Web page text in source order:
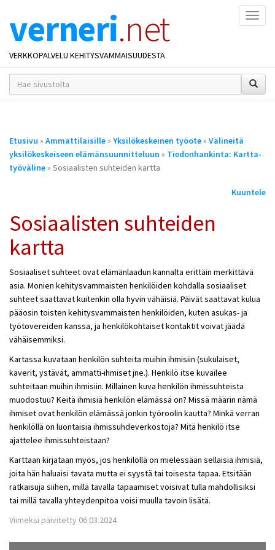
verneri.net
VERKKOPALVELU KEHITYSVAMMAISUUDESTA
hakusana(t)
*
Olet
täällä
Etusivu » Ammattilaisille» Yksilökeskeinen työote» Välineitä
yksilökeskeiseen elämänsuunnitteluun » Tiedonhankinta: Kartta-
työväline» Sosiaalisten suhteiden kartta
Kuuntele
Sosiaalisten suhteiden
kartta
Sosiaaliset suhteet ovat elämänlaadun kannalta erittäin merkittävä
asia. Monien kehitysvammaisten henkilöiden kohdalla sosiaaliset
suhteet saattavat kuitenkin olla hyvin vähäisiä. Päivät saattavat kulua
pääosin toisten kehitysvammaisten henkilöiden, kuten asukas- ja
työtovereiden kanssa, ja henkilökohtaiset kontaktit voivat jäädä
vähäisemmiksi.
Kartassa kuvataan henkilön suhteita muihin ihmisiin (sukulaiset,
kaverit, ystävät, ammatti-ihmiset jne.). Henkilö itse kuvailee
suhteitaan muihin ihmisiin. Millainen kuva henkilön ihmissuhteista
muodostuu? Keitä ihmisiä henkilön elämässä on? Missä määrin nämä
ihmiset ovat henkilön elämässä jonkin työroolin kautta? Minkä verran
henkilöllä on luontaisia ihmissuhdeverkostoja? Mitä henkilö itse
ajattelee ihmissuhteistaan?
Karttaan kirjataan myös, jos henkilöllä on mielessään sellaisia ihmisiä,
joita hän haluaisi tavata mutta ei syystä tai toisesta tapaa. Etsitään
ratkaisuja siihen, millä tavalla tapaamiset voisivat tulla mahdollisiksi
tai millä tavalla yhteydenpitoa voisi muulla tavoin lisätä.
Viimeksi päivitetty 06.03.2024